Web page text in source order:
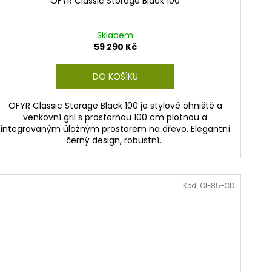
Skladem
59 290 Kč
DO KOŠÍKU
OFYR Classic Storage Black 100 je stylové ohniště a
venkovní gril s prostornou 100 cm plotnou a
integrovaným úložným prostorem na dřevo. Elegantní
černý design, robustní...
Kód: OI-85-CD